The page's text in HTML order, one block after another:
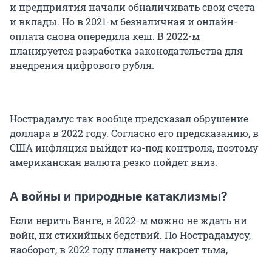
и предприятия начали обналичивать свои счета
и вклады. Но в 2021-м безналичная и онлайн-
оплата снова опередила кеш. В 2022-м
планируется разработка законодательства для
внедрения цифрового рубля.
Нострадамус так вообще предсказал обрушение
доллара в 2022 году. Согласно его предсказанию, в
США инфляция выйдет из-под контроля, поэтому
американская валюта резко пойдет вниз.
А войны и природные катаклизмы?
Если верить Ванге, в 2022-м можно не ждать ни
войн, ни стихийных бедствий. По Нострадамусу,
наоборот, в 2022 году планету накроет тьма,